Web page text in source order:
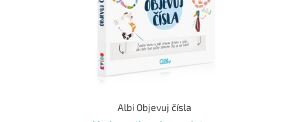
Albi Objevuj čísla